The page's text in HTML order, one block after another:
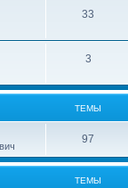
33
3
ТЕМЫ
97
ТЕМЫ